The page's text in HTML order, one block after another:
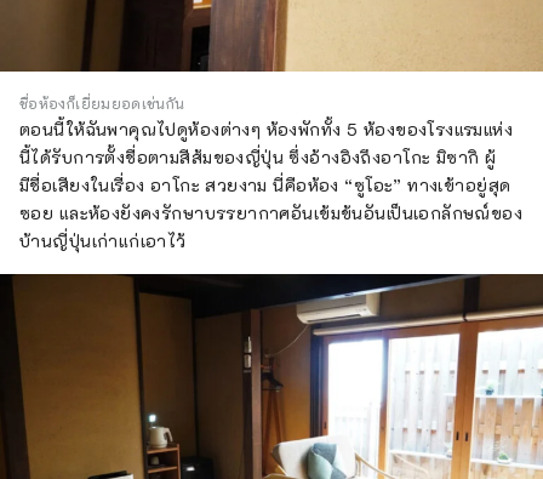
ชื่อห้องก็เยี่ยมยอดเช่นกัน
ตอนนี้ให้ฉันพาคุณไปดูห้องต่างๆ ห้องพักทั้ง 5 ห้องของโรงแรมแห่ง
นี้ได้รับการตั้งชื่อตามสีส้มของญี่ปุ่น ซึ่งอ้างอิงถึงอาโกะ มิซากิ ผู้
มีชื่อเสียงในเรื่อง อาโกะ สวยงาม นี่คือห้อง “ซูโอะ” ทางเข้าอยู่สุด
ซอย และห้องยังคงรักษาบรรยากาศอันเข้มข้นอันเป็นเอกลักษณ์ของ
บ้านญี่ปุ่นเก่าแก่เอาไว้